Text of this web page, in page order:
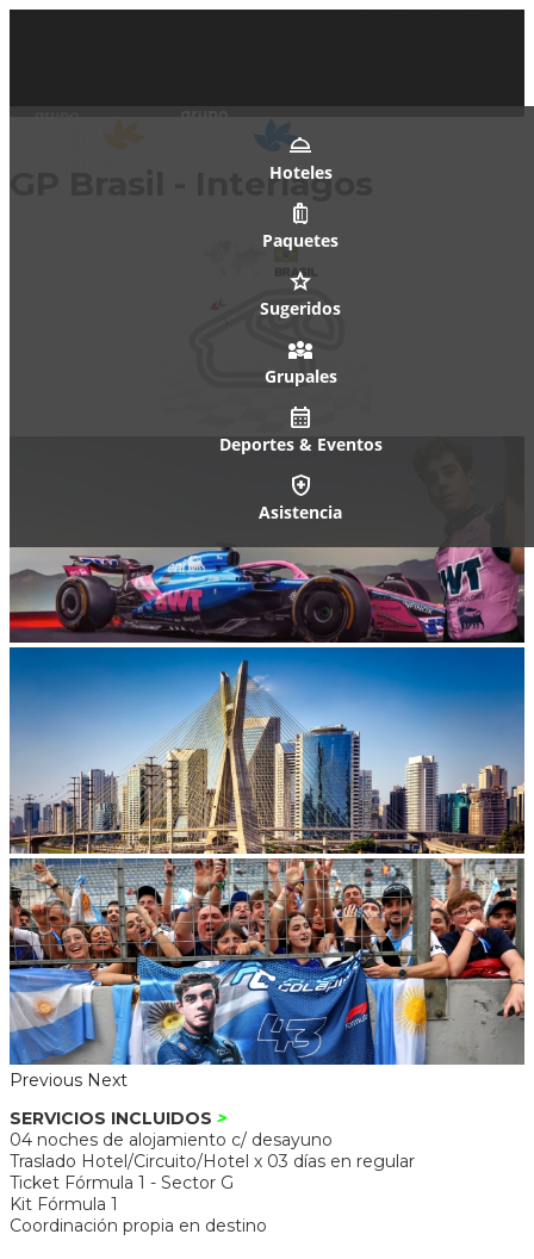
Toggle navigation
Hoteles
Paquetes
Sugeridos
Grupales
Deportes & Eventos
Asistencia
GP Brasil - Interlagos
Previous Next
SERVICIOS INCLUIDOS >
04 noches de alojamiento c/ desayuno
Traslado Hotel/Circuito/Hotel x 03 días en regular
Ticket Fórmula 1 - Sector G
Kit Fórmula 1
Coordinación propia en destino